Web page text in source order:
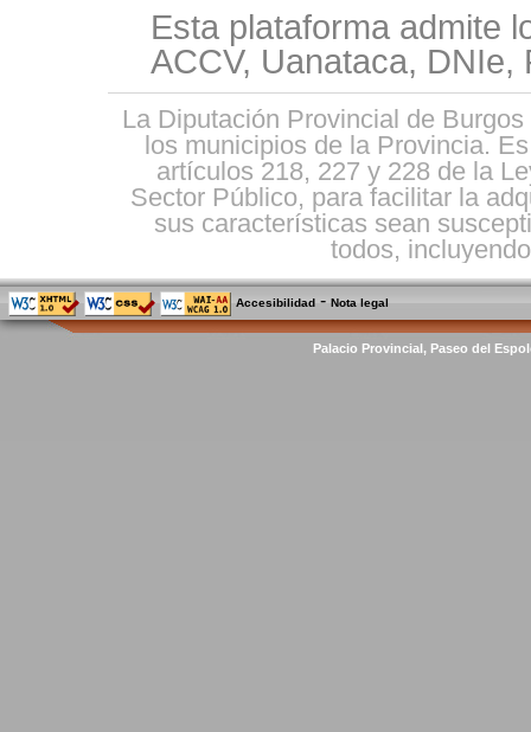
Esta plataforma admite
ACCV, Uanataca,
La Diputación Provincial de
los municipios de la Provincia.
artículos 218, 227 y 228 de la
Sector Público, para facilitar la
sus características sean
todos,
Accesibilidad -Nota legal
Palacio Provincial, Paseo del